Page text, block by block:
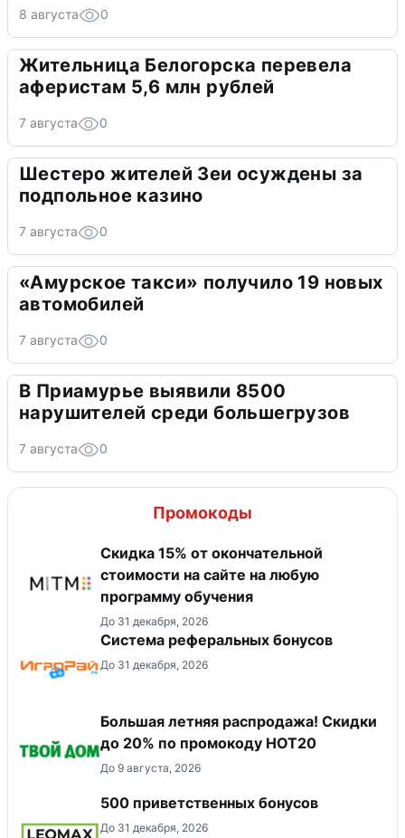
8 августа 0
Жительница Белогорска перевела
аферистам 5,6 млн рублей
7 августа 0
Шестеро жителей Зеи осуждены за
подпольное казино
7 августа 0
«Амурское такси» получило 19 новых
автомобилей
7 августа 0
В Приамурье выявили 8500
нарушителей среди большегрузов
7 августа 0
Промокоды
Скидка 15% от окончательной
стоимости на сайте на любую
программу обучения
До 31 декабря, 2026
Система реферальных бонусов
До 31 декабря, 2026
Большая летняя распродажа! Скидки
до 20% по промокоду HOT20
До 9 августа, 2026
500 приветственных бонусов
До 31 декабря, 2026